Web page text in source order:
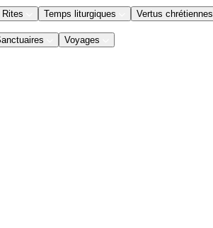
Rites Temps liturgiques Vertus chrétiennes
Voyages